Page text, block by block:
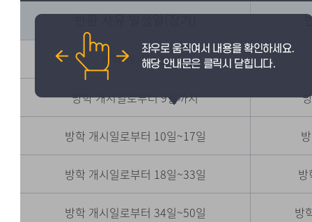
반환 사유 발생일(장기)
방학 개시일 전
방학 개시일로부터 9일까지
방학 개시일로부터 10일~17일
방학 개시일로부터 18일~33일
방학 개시일로부터 34일~50일 방